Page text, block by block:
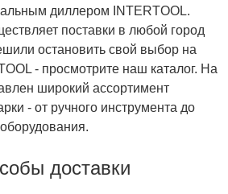
диллером INTERTOOL.
поставки в любой город
остановить свой выбор на
- просмотрите наш каталог. На
широкий ассортимент
- от ручного инструмента до
доставки